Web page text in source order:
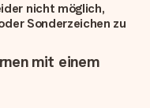
nicht möglich,
Sonderzeichen zu
mit einem